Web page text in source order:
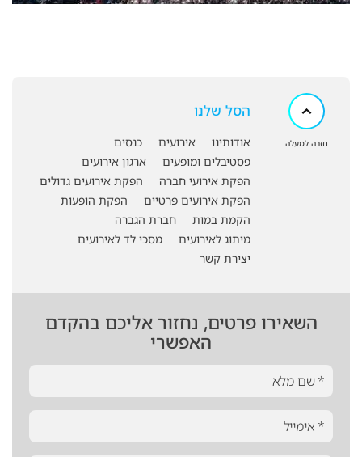
חזרה למעלה
הסל שלנו
אודותינו אירועים
כנסים
פסטיבלים ומופעים
ארגון אירועים
הפקת אירועי חברה
הפקת אירועים גדולים
הפקת אירועים פרטיים
הפקת הופעות
הקמת במות
חברת הגברה
מיתוג לאירועים
מסכי לד לאירועים
יצירת קשר
השאירו פרטים, נחזור אליכם בהקדם
האפשרי